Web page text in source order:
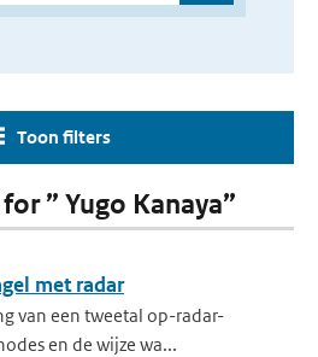
Toon filters
” Yugo Kanaya”
met radar
van een tweetal op-radar-
en de wijze wa...